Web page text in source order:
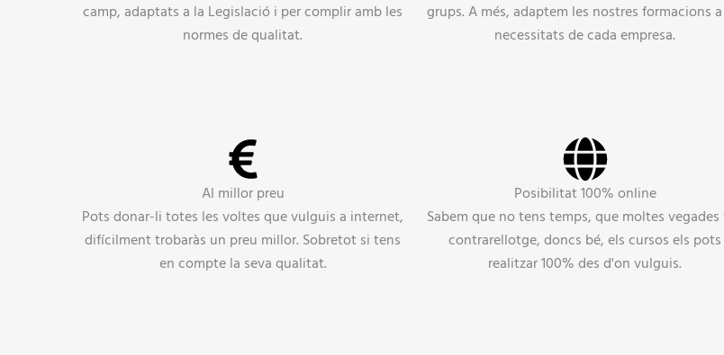
camp, adaptats a la Legislació i per complir amb les
normes de qualitat.
grups. A més, adaptem les nostres formacions
necessitats de cada empresa.
Al millor preu
Pots donar-li totes les voltes que vulguis a internet,
difícilment trobaràs un preu millor. Sobretot si tens
en compte la seva qualitat.
Posibilitat 100% online
Sabem que no tens temps, que moltes vegades
contrarellotge, doncs bé, els cursos els pots
realitzar 100% des d'on vulguis.